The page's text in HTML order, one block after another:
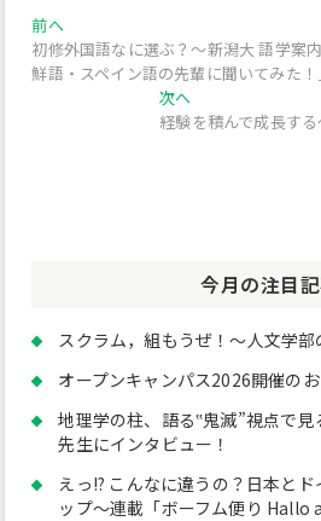
投
稿
ン
前へ過
去
の
初修外国語なに選ぶ？～新潟大 語学案
鮮語・スペイン語の先輩に聞いてみた！
次へ
の
経験を積んで成長す
今月の注目
スクラム，組もうぜ！～人文学
オープンキャンパス2026開催のお
地理学の柱、語る‟鬼滅”視点で
先生にインタビュー！
えっ!? こんなに違うの？日本と
ップ～連載「ボーフム便り Hallo